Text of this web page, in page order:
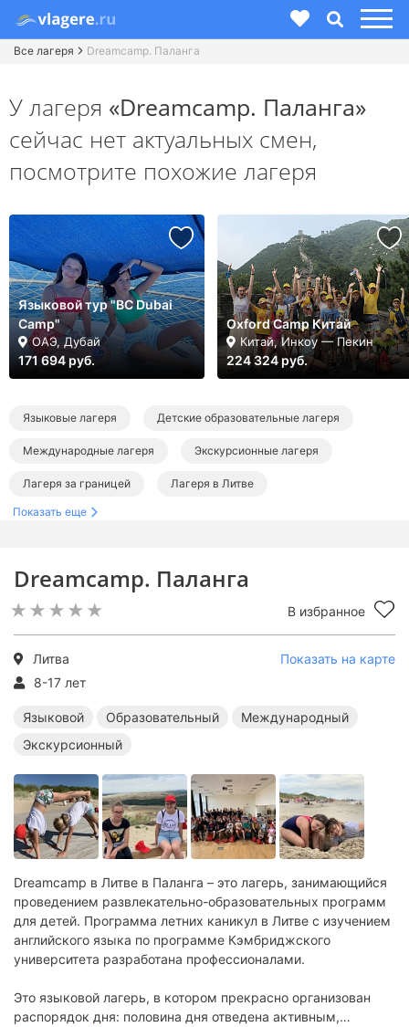
Все лагеря Dreamcamp. Паланга
Dreamcamp. Паланга
В избранное
Литва
Показать на карте
8-17 лет
Языковой Образовательный
Международный
Экскурсионный
Dreamcamp в Литве в Паланга – это лагерь, занимающийся
проведением развлекательно-образовательных программ
для детей. Программа летних каникул в Литве с изучением
английского языка по программе Кэмбриджского
университета разработана профессионалами.
Это языковой лагерь, в котором прекрасно организован
распорядок дня: половина дня отведена активным,
У лагеря «Dreamcamp. Паланга»
сейчас нет актуальных смен,
посмотрите похожие лагеря
Языковой тур "BC Dubai
Camp"
ОАЭ, Дубай
171 694 руб.
Oxford Camp Китай
Китай, Инкоу — Пекин
224 324 руб.
Языковые лагеря Детские образовательные лагеря
Международные лагеря Экскурсионные лагеря
Лагеря за границей Лагеря в Литве
Языковые лагеря за границей
Международные лагеря за границей
Экскурсионные лагеря за границей
Показать еще